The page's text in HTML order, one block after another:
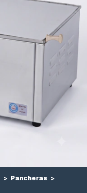
> Pancheras >